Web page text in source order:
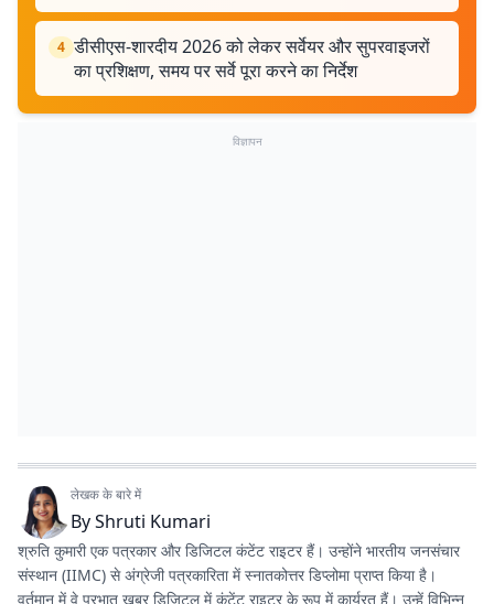
4 डीसीएस-शारदीय 2026 को लेकर सर्वेयर और सुपरवाइजरों
का प्रशिक्षण, समय पर सर्वे पूरा करने का निर्देश
विज्ञापन
लेखक के बारे में
ByShruti Kumari
श्रुति कुमारी एक पत्रकार और डिजिटल कंटेंट राइटर हैं। उन्होंने भारतीय जनसंचार
संस्थान (IIMC) से अंग्रेजी पत्रकारिता में स्नातकोत्तर डिप्लोमा प्राप्त किया है।
वर्तमान में वे प्रभात खबर डिजिटल में कंटेंट राइटर के रूप में कार्यरत हैं। उन्हें विभिन्न